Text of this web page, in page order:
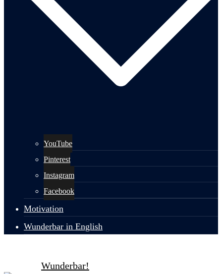
YouTube
Pinterest
Instagram
Facebook
Motivation
Wunderbar in English
Wunderbar!